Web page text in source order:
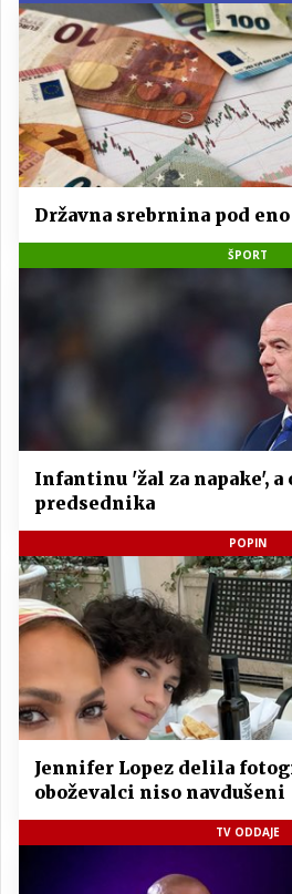
Državna srebrnina pod
ŠPORT
Infantinu 'žal za napake', a
predsednika
POPIN
Jennifer Lopez delila
oboževalci niso navdušeni
TV ODDAJE